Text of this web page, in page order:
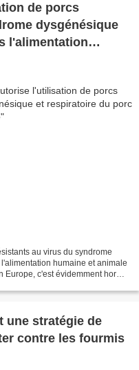
de porcs
dysgénésique
l'alimentation
au virus du syndrome
humaine et animale
Europe, c'est évidemment hors
une stratégie de
contre les fourmis